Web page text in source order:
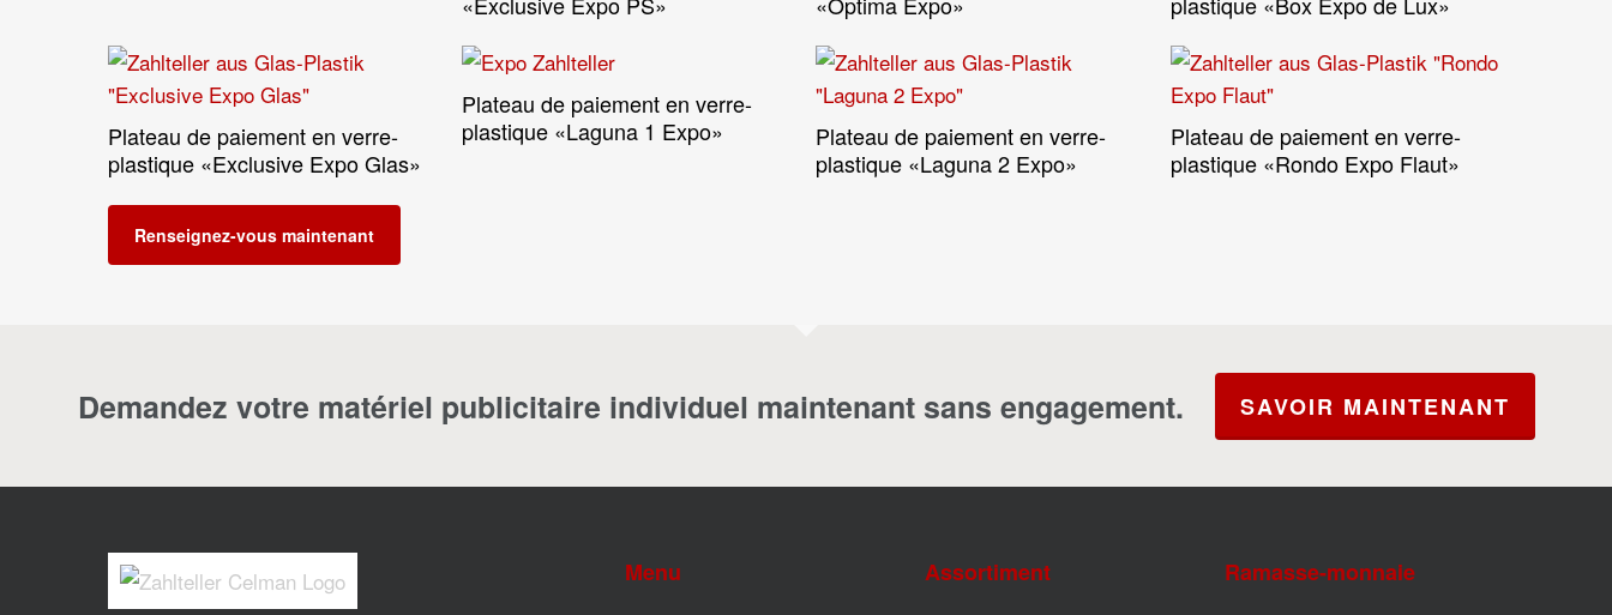
Lire La Suite
Plateau de paiement en verre-
plastique «Exclusive Expo Glas»
Lire La Suite
Plateau de paiement en verre-
plastique «Laguna 1 Expo»
Lire La Suite
Plateau de paiement en verre-
plastique «Laguna 2 Expo»
Lire La Suite
Plateau de paiement en verre-
plastique «Rondo Expo Flaut»
Renseignez-vous maintenant
Demandez votre matériel publicitaire individuel maintenant sans engagement. SAVOIR MAINTENANT
Menu Assortiment Ramasse-monnaie